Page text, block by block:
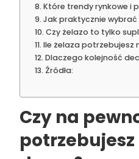
Które trendy rynkowe i
Jak praktycznie
Czy żelazo to tylko
Ile żelaza potrzebujesz
Dlaczego kolejność
Źródła:
Czy na
potrzebujesz